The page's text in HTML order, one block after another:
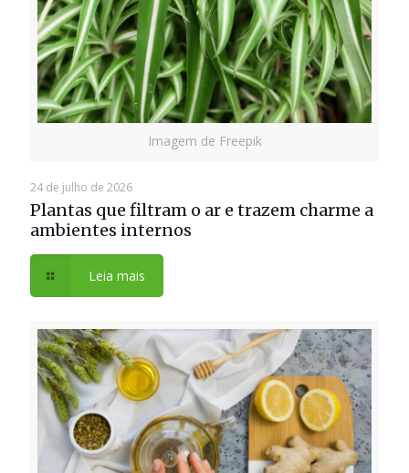
Imagem de Freepik
24 de julho de 2026
Plantas que filtram o ar e trazem charme a
ambientes internos
Leia mais